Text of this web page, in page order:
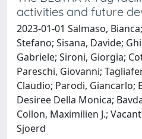
activities and future
2023-01-01 Salmaso,
Stefano; Sisana, Davide;
Gabriele; Sironi, Giorgia;
Pareschi, Giovanni;
Claudio; Parodi, Giancarlo;
Desiree Della Monica;
Collon, Maximilien J.;
Sjoerd